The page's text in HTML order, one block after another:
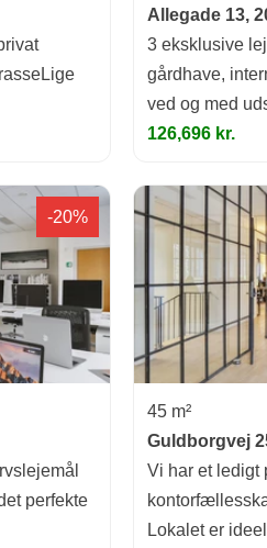
Allegade 13,
3 eksklusive
gårdhave,
ved og med
126,696 kr.
-20%
perfekte
45 m²
Guldborgvej
Vi har et ledigt
Lokalet er